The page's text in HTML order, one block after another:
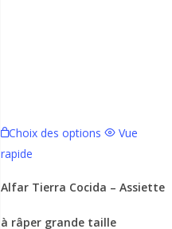
Choix des options
produit
plusieurs
Les
Vue
rapide
Alfar Tierra Cocida – Assiette
à râper grande taille